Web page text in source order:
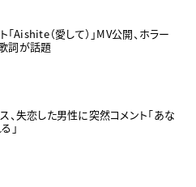
「Aishite（愛して）」MV公開、ホラー
詞が話題
、失恋した男性に突然コメント「あな
」